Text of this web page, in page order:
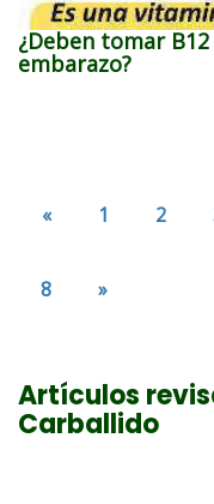
¿Deben tomar
embarazo?
« 1 2
8 »
Artículos
Carballido